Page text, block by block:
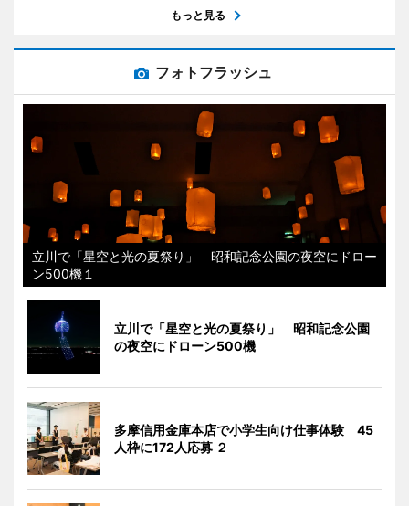
もっと見る
フォトフラッシュ
立川で「星空と光の夏祭り」 昭和記念公園の夜空にドロー
ン500機１
立川で「星空と光の夏祭り」 昭和記念公園
の夜空にドローン500機
多摩信用金庫本店で小学生向け仕事体験 45
人枠に172人応募 ２